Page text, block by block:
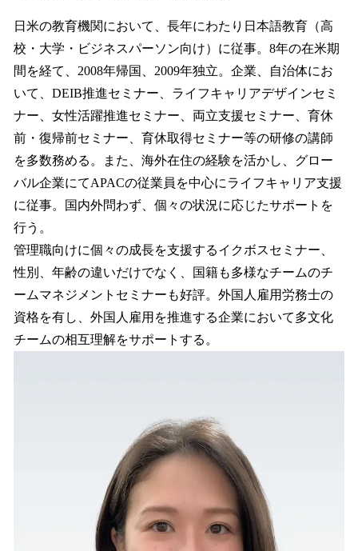
日米の教育機関において、長年にわたり日本語教育（高
校・大学・ビジネスパーソン向け）に従事。8年の在米期
間を経て、2008年帰国、2009年独立。企業、自治体にお
いて、DEIB推進セミナー、ライフキャリアデザインセミ
ナー、女性活躍推進セミナー、両立支援セミナー、育休
前・復帰前セミナー、育休取得セミナー等の研修の講師
を多数務める。また、海外在住の経験を活かし、グロー
バル企業にてAPACの従業員を中心にライフキャリア支援
に従事。国内外問わず、個々の状況に応じたサポートを
行う。
管理職向けに個々の成長を支援するイクボスセミナー、
性別、年齢の違いだけでなく、国籍も多様なチームのチ
ームマネジメントセミナーも好評。外国人雇用労務士の
資格を有し、外国人雇用を推進する企業において多文化
チームの相互理解をサポートする。